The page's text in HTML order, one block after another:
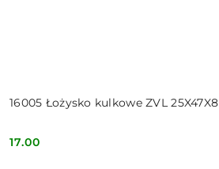
16005 Łożysko kulkowe ZVL 25X47X8
Cena:
17.00